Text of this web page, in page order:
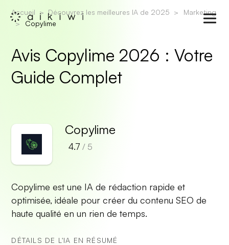
Accueil Découvrez les meilleures IA de 2025
Marketing
Copylime
Avis Copylime 2026 : Votre
Guide Complet
Copylime
4.7 / 5
Copylime est une IA de rédaction rapide et
optimisée, idéale pour créer du contenu SEO de
haute qualité en un rien de temps.
DÉTAILS DE L'IA EN RÉSUMÉ